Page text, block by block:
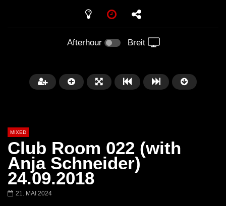
Afterhour Breit
MIXED
Club Room 022 (with
Anja Schneider)
24.09.2018
21. MAI 2024